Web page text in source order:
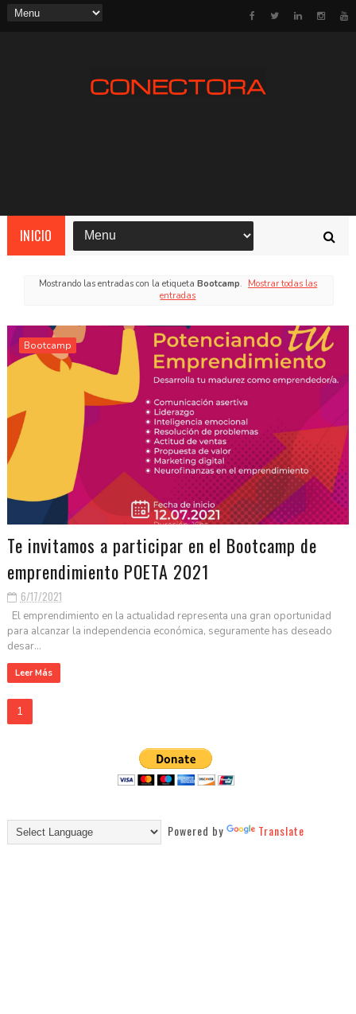
INICIO
Mostrando las entradas con la etiqueta Bootcamp. Mostrar todas las
entradas
Bootcamp
Te invitamos a participar en el Bootcamp de
emprendimiento POETA 2021
6/17/2021
El emprendimiento en la actualidad representa una gran oportunidad
para alcanzar la independencia económica, seguramente has deseado
desar...
Leer Más
1
Powered by Translate